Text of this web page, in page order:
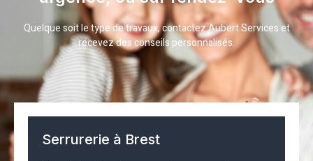
Quelque soit le type de travaux, contactez Aubert Services et
recevez des conseils personnalisés.
Serrurerie à Brest